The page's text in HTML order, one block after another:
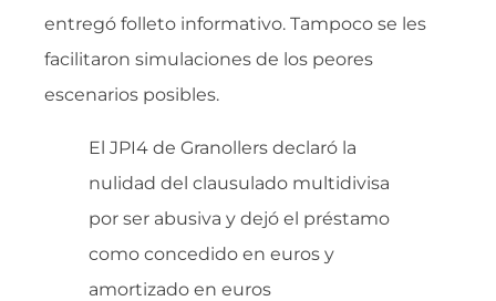
entregó folleto informativo. Tampoco se les
facilitaron simulaciones de los peores
escenarios posibles.
El JPI4 de Granollers declaró la
nulidad del clausulado multidivisa
por ser abusiva y dejó el préstamo
como concedido en euros y
amortizado en euros